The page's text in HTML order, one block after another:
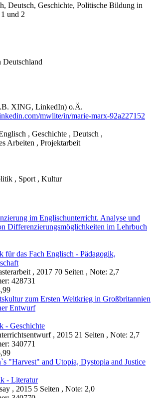
Deutsch, Geschichte, Politische Bildung in
und 2
Deutschland
XING, LinkedIn) o.Ä.
mwlite/in/marie-marx-92a227152
, Geschichte , Deutsch ,
Arbeiten , Projektarbeit
, Sport , Kultur
im Englischunterricht. Analyse und
Differenzierungsmöglichkeiten im Lehrbuch
für das Fach Englisch - Pädagogik,
, 2017 70 Seiten , Note: 2,7
428731
zum Ersten Weltkrieg in Großbritannien
Entwurf
- Geschichte
, 2015 21 Seiten , Note: 2,7
340771
"Harvest" and Utopia, Dystopia and Justice
- Literatur
, 2015 5 Seiten , Note: 2,0